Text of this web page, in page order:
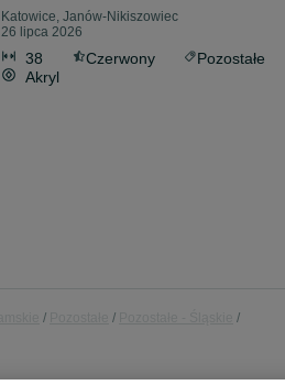
Katowice, Janów-Nikiszowiec
26 lipca 2026
38 Czerwony
Pozostałe
Akryl